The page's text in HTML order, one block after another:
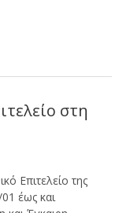
στη
Επιτελείο της
έως και